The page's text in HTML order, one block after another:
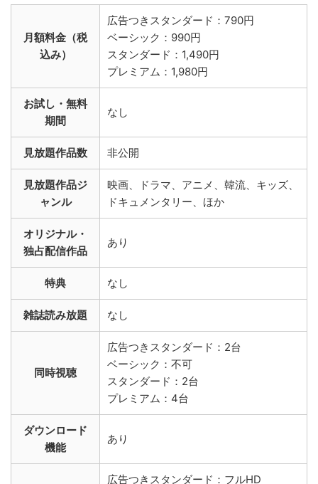
月額料金（税
込み）
広告つきスタンダード：790円
ベーシック：990円
スタンダード：1,490円
プレミアム：1,980円
お試し・無料
期間
なし
見放題作品数 非公開
見放題作品ジ
ャンル
映画、ドラマ、アニメ、韓流、キッズ、
ドキュメンタリー、ほか
オリジナル・
独占配信作品
あり
特典 なし
雑誌読み放題 なし
同時視聴
広告つきスタンダード：2台
ベーシック：不可
スタンダード：2台
プレミアム：4台
ダウンロード
機能
あり
広告つきスタンダード：フルHD